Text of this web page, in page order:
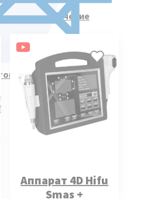
Видеообучение
Аппарат 4D Hifu
Smas +